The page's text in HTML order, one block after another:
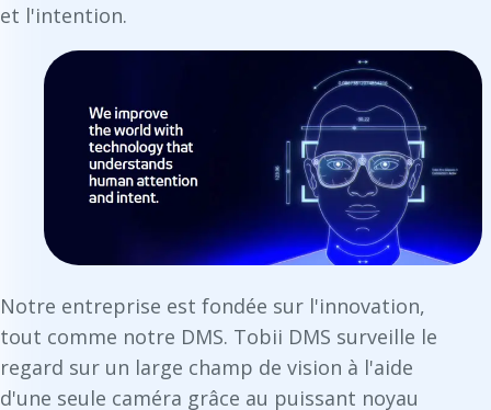
et l'intention.
Notre entreprise est fondée sur l'innovation,
tout comme notre DMS. Tobii DMS surveille le
regard sur un large champ de vision à l'aide
d'une seule caméra grâce au puissant noyau